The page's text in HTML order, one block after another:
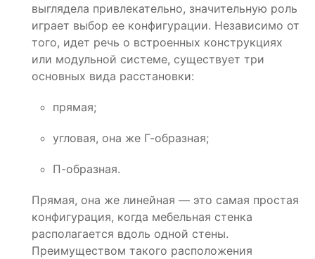
выглядела привлекательно, значительную роль
играет выбор ее конфигурации. Независимо от
того, идет речь о встроенных конструкциях
или модульной системе, существует три
основных вида расстановки:
прямая;
угловая, она же Г-образная;
П-образная.
Прямая, она же линейная — это самая простая
конфигурация, когда мебельная стенка
располагается вдоль одной стены.
Преимуществом такого расположения